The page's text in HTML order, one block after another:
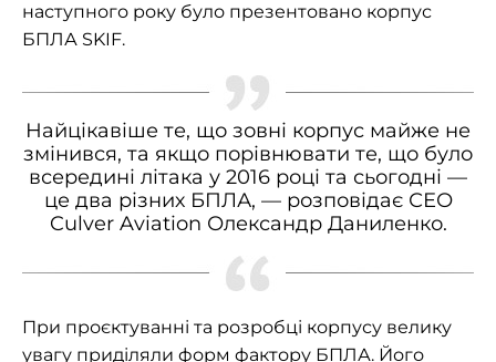
наступного року було презентовано корпус
БПЛА SKIF.
Найцікавіше те, що зовні корпус майже не
змінився, та якщо порівнювати те, що було
всередині літака у 2016 році та сьогодні —
це два різних БПЛА, — розповідає СЕО
Culver Aviation Олександр Даниленко.
При проєктуванні та розробці корпусу велику
увагу приділяли форм фактору БПЛА. Його